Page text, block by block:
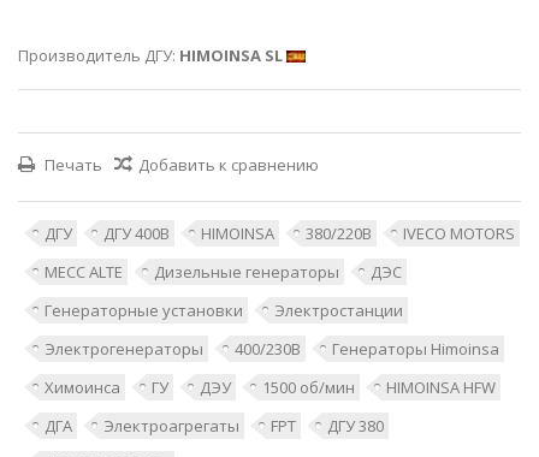
Производитель ДГУ: HIMOINSA SL
Печать Добавить к сравнению
ДГУ ДГУ 400В HIMOINSA 380/220В
IVECO MOTORS
MECC ALTE
Дизельные генераторы
ДЭС
Генераторные установки
Электростанции
Электрогенераторы
400/230В
Генераторы Himoinsa
Химоинса
ГУ ДЭУ 1500 об/мин
HIMOINSA HFW
ДГА
Электроагрегаты FPT
ДГУ 380